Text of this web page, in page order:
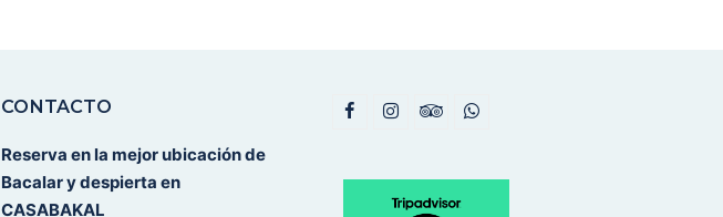
CONTACTO
Reserva en la mejor ubicación de
Bacalar y despierta en
CASABAKAL
c
I
s
t
T
i
p
a